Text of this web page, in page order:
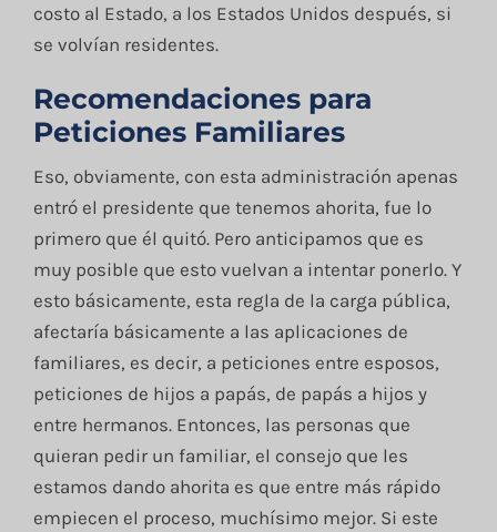
costo al Estado, a los Estados Unidos después, si
se volvían residentes.
Recomendaciones para
Peticiones Familiares
Eso, obviamente, con esta administración apenas
entró el presidente que tenemos ahorita, fue lo
primero que él quitó. Pero anticipamos que es
muy posible que esto vuelvan a intentar ponerlo. Y
esto básicamente, esta regla de la carga pública,
afectaría básicamente a las aplicaciones de
familiares, es decir, a peticiones entre esposos,
peticiones de hijos a papás, de papás a hijos y
entre hermanos. Entonces, las personas que
quieran pedir un familiar, el consejo que les
estamos dando ahorita es que entre más rápido
empiecen el proceso, muchísimo mejor. Si este